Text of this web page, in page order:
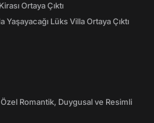
Ortaya Çıktı
Lüks Villa Ortaya Çıktı
Romantik, Duygusal ve Resimli